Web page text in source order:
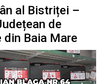
al Bistriței –
de
Baia Mare